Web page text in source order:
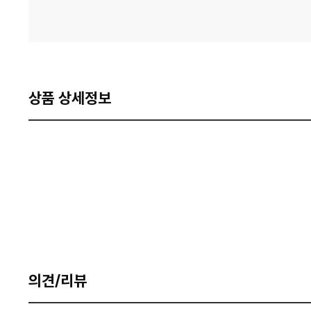
상품 상세정보
의견/리뷰